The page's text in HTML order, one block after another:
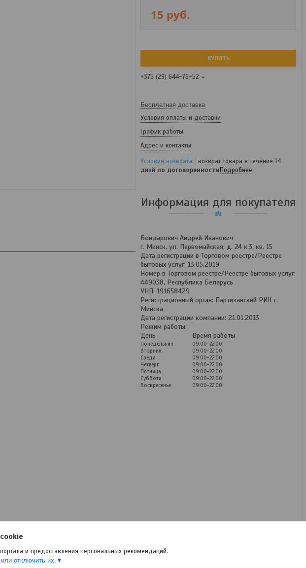
15 руб.
КУПИТЬ
+375 (29) 644-76-52
Бесплатная доставка
Условия оплаты и доставки
График работы
Адрес и контакты
возврат товара в течение 14
дней по договоренностиПодробнее
Информация для покупателя
Бондарович Андрей Иванович
г. Минск, ул. Первомайская, д. 24 к.3, кв. 15
Дата регистрации в Торговом реестре/Реестре
бытовых услуг: 13.05.2019
Номер в Торговом реестре/Реестре бытовых услуг:
449038, Республика Беларусь
УНП: 191658429
Регистрационный орган: Партизанский РИК г.
Минска
Дата регистрации компании: 21.01.2013
Режим работы:
День
Время работы
Понедельник
09:00-22:00
Вторник
09:00-22:00
Среда
09:00-22:00
Четверг
09:00-22:00
Пятница
09:00-22:00
Суббота
09:00-22:00
Воскресенье
09:00-22:00
и предоставления персональных рекомендаций.
отключить их.